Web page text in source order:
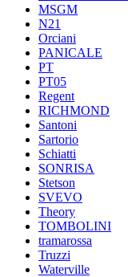
MSGM
N21
Orciani
PANICALE
PT
PT05
Regent
RICHMOND
Santoni
Sartorio
Schiatti
SONRISA
Stetson
SVEVO
Theory
TOMBOLINI
tramarossa
Truzzi
Waterville